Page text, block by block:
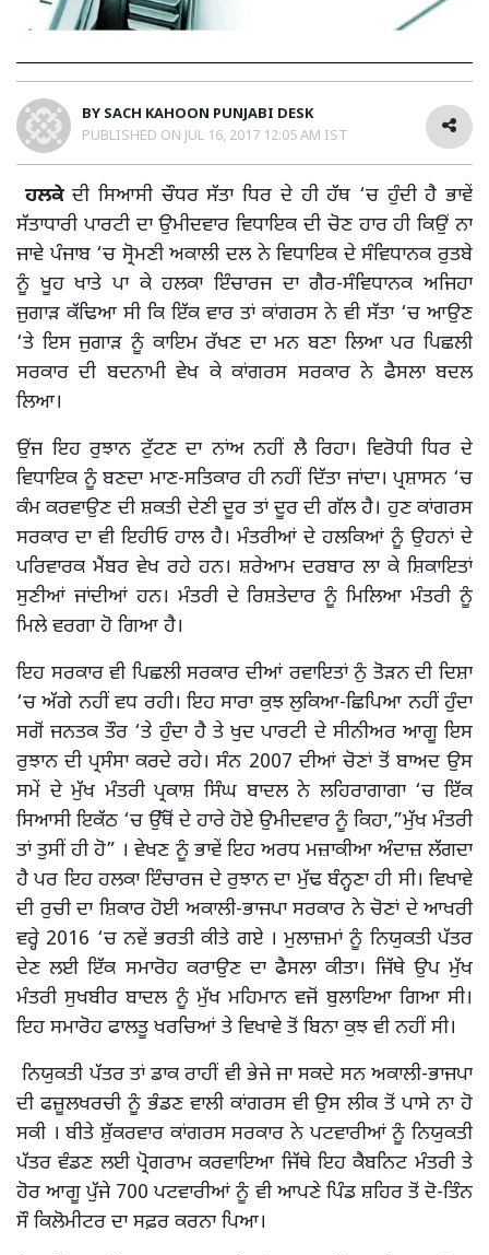
BY SACH KAHOON PUNJABI DESK
PUBLISHED ON JUL 16, 2017 12:05 AM IST
ਹਲਕੇਦੀ ਸਿਆਸੀ ਚੌਧਰ ਸੱਤਾ ਧਿਰ ਦੇ ਹੀ ਹੱਥ ‘ਚ ਹੁੰਦੀ ਹੈ ਭਾਵੇਂ
ਸੱਤਾਧਾਰੀ ਪਾਰਟੀ ਦਾ ਉਮੀਦਵਾਰ ਵਿਧਾਇਕ ਦੀ ਚੋਣ ਹਾਰ ਹੀ ਕਿਉਂ ਨਾ
ਜਾਵੇ ਪੰਜਾਬ ‘ਚ ਸ੍ਰੋਮਣੀ ਅਕਾਲੀ ਦਲ ਨੇ ਵਿਧਾਇਕ ਦੇ ਸੰਵਿਧਾਨਕ ਰੁਤਬੇ
ਨੂੰ ਖੂਹ ਖਾਤੇ ਪਾ ਕੇ ਹਲਕਾ ਇੰਚਾਰਜ ਦਾ ਗੈਰ-ਸੰਵਿਧਾਨਕ ਅਜਿਹਾ
ਜੁਗਾੜ ਕੱਢਿਆ ਸੀ ਕਿ ਇੱਕ ਵਾਰ ਤਾਂ ਕਾਂਗਰਸ ਨੇ ਵੀ ਸੱਤਾ ‘ਚ ਆਉਣ
‘ਤੇ ਇਸ ਜੁਗਾੜ ਨੂੰ ਕਾਇਮ ਰੱਖਣ ਦਾ ਮਨ ਬਣਾ ਲਿਆ ਪਰ ਪਿਛਲੀ
ਸਰਕਾਰ ਦੀ ਬਦਨਾਮੀ ਵੇਖ ਕੇ ਕਾਂਗਰਸ ਸਰਕਾਰ ਨੇ ਫੈਸਲਾ ਬਦਲ
ਲਿਆ।
ਉਂਜ ਇਹ ਰੁਝਾਨ ਟੁੱਟਣ ਦਾ ਨਾਂਅ ਨਹੀਂ ਲੈ ਰਿਹਾ। ਵਿਰੋਧੀ ਧਿਰ ਦੇ
ਵਿਧਾਇਕ ਨੂੰ ਬਣਦਾ ਮਾਣ-ਸਤਿਕਾਰ ਹੀ ਨਹੀਂ ਦਿੱਤਾ ਜਾਂਦਾ। ਪ੍ਰਸ਼ਾਸਨ ‘ਚ
ਕੰਮ ਕਰਵਾਉਣ ਦੀ ਸ਼ਕਤੀ ਦੇਣੀ ਦੂਰ ਤਾਂ ਦੂਰ ਦੀ ਗੱਲ ਹੈ। ਹੁਣ ਕਾਂਗਰਸ
ਸਰਕਾਰ ਦਾ ਵੀ ਇਹੀਓ ਹਾਲ ਹੈ। ਮੰਤਰੀਆਂ ਦੇ ਹਲਕਿਆਂ ਨੂੰ ਉਹਨਾਂ ਦੇ
ਪਰਿਵਾਰਕ ਮੈਂਬਰ ਵੇਖ ਰਹੇ ਹਨ। ਸ਼ਰੇਆਮ ਦਰਬਾਰ ਲਾ ਕੇ ਸ਼ਿਕਾਇਤਾਂ
ਸੁਣੀਆਂ ਜਾਂਦੀਆਂ ਹਨ। ਮੰਤਰੀ ਦੇ ਰਿਸ਼ਤੇਦਾਰ ਨੂੰ ਮਿਲਿਆ ਮੰਤਰੀ ਨੂੰ
ਮਿਲੇ ਵਰਗਾ ਹੋ ਗਿਆ ਹੈ।
ਇਹ ਸਰਕਾਰ ਵੀ ਪਿਛਲੀ ਸਰਕਾਰ ਦੀਆਂ ਰਵਾਇਤਾਂ ਨੁੰ ਤੋੜਨ ਦੀ ਦਿਸ਼ਾ
‘ਚ ਅੱਗੇ ਨਹੀਂ ਵਧ ਰਹੀ। ਇਹ ਸਾਰਾ ਕੁਝ ਲੁਕਿਆ-ਛਿਪਿਆ ਨਹੀਂ ਹੁੰਦਾ
ਸਗੋਂ ਜਨਤਕ ਤੌਰ ‘ਤੇ ਹੁੰਦਾ ਹੈ ਤੇ ਖੁਦ ਪਾਰਟੀ ਦੇ ਸੀਨੀਅਰ ਆਗੂ ਇਸ
ਰੁਝਾਨ ਦੀ ਪ੍ਰਸੰਸਾ ਕਰਦੇ ਰਹੇ। ਸੰਨ 2007 ਦੀਆਂ ਚੋਣਾਂ ਤੋਂ ਬਾਅਦ ਉਸ
ਸਮੇਂ ਦੇ ਮੁੱਖ ਮੰਤਰੀ ਪ੍ਰਕਾਸ਼ ਸਿੰਘ ਬਾਦਲ ਨੇ ਲਹਿਰਾਗਾਗਾ ‘ਚ ਇੱਕ
ਸਿਆਸੀ ਇਕੱਠ ‘ਚ ਉੱਥੋਂ ਦੇ ਹਾਰੇ ਹੋਏ ਉਮੀਦਵਾਰ ਨੂੰ ਕਿਹਾ,”ਮੁੱਖ ਮੰਤਰੀ
ਤਾਂ ਤੁਸੀਂ ਹੀ ਹੋ” । ਵੇਖਣ ਨੂੰ ਭਾਵੇਂ ਇਹ ਅਰਧ ਮਜ਼ਾਕੀਆ ਅੰਦਾਜ਼ ਲੱਗਦਾ
ਹੈ ਪਰ ਇਹ ਹਲਕਾ ਇੰਚਾਰਜ ਦੇ ਰੁਝਾਨ ਦਾ ਮੁੱਢ ਬੰਨ੍ਹਣਾ ਹੀ ਸੀ। ਵਿਖਾਵੇ
ਦੀ ਰੁਚੀ ਦਾ ਸ਼ਿਕਾਰ ਹੋਈ ਅਕਾਲੀ-ਭਾਜਪਾ ਸਰਕਾਰ ਨੇ ਚੋਣਾਂ ਦੇ ਆਖਰੀ
ਵਰ੍ਹੇ 2016 ‘ਚ ਨਵੇਂ ਭਰਤੀ ਕੀਤੇ ਗਏ । ਮੁਲਾਜ਼ਮਾਂ ਨੂੰ ਨਿਯੁਕਤੀ ਪੱਤਰ
ਦੇਣ ਲਈ ਇੱਕ ਸਮਾਰੋਹ ਕਰਾਉਣ ਦਾ ਫੈਸਲਾ ਕੀਤਾ। ਜਿੱਥੇ ਉਪ ਮੁੱਖ
ਮੰਤਰੀ ਸੁਖਬੀਰ ਬਾਦਲ ਨੂੰ ਮੁੱਖ ਮਹਿਮਾਨ ਵਜੋਂ ਬੁਲਾਇਆ ਗਿਆ ਸੀ।
ਇਹ ਸਮਾਰੋਹ ਫਾਲਤੂ ਖਰਚਿਆਂ ਤੇ ਵਿਖਾਵੇ ਤੋਂ ਬਿਨਾ ਕੁਝ ਵੀ ਨਹੀਂ ਸੀ।
ਨਿਯੁਕਤੀ ਪੱਤਰ ਤਾਂ ਡਾਕ ਰਾਹੀਂ ਵੀ ਭੇਜੇ ਜਾ ਸਕਦੇ ਸਨ ਅਕਾਲੀ-ਭਾਜਪਾ
ਦੀ ਫਜ਼ੂਲਖਰਚੀ ਨੂੰ ਭੰਡਣ ਵਾਲੀ ਕਾਂਗਰਸ ਵੀ ਉਸ ਲੀਕ ਤੋਂ ਪਾਸੇ ਨਾ ਹੋ
ਸਕੀ । ਬੀਤੇ ਸ਼ੁੱਕਰਵਾਰ ਕਾਂਗਰਸ ਸਰਕਾਰ ਨੇ ਪਟਵਾਰੀਆਂ ਨੂੰ ਨਿਯੁਕਤੀ
ਪੱਤਰ ਵੰਡਣ ਲਈ ਪ੍ਰੋਗਰਾਮ ਕਰਵਾਇਆ ਜਿੱਥੇ ਇਹ ਕੈਬਨਿਟ ਮੰਤਰੀ ਤੇ
ਹੋਰ ਆਗੂ ਪੁੱਜੇ 700 ਪਟਵਾਰੀਆਂ ਨੂੰ ਵੀ ਆਪਣੇ ਪਿੰਡ ਸ਼ਹਿਰ ਤੋਂ ਦੋ-ਤਿੰਨ
ਸੌ ਕਿਲੋਮੀਟਰ ਦਾ ਸਫ਼ਰ ਕਰਨਾ ਪਿਆ।